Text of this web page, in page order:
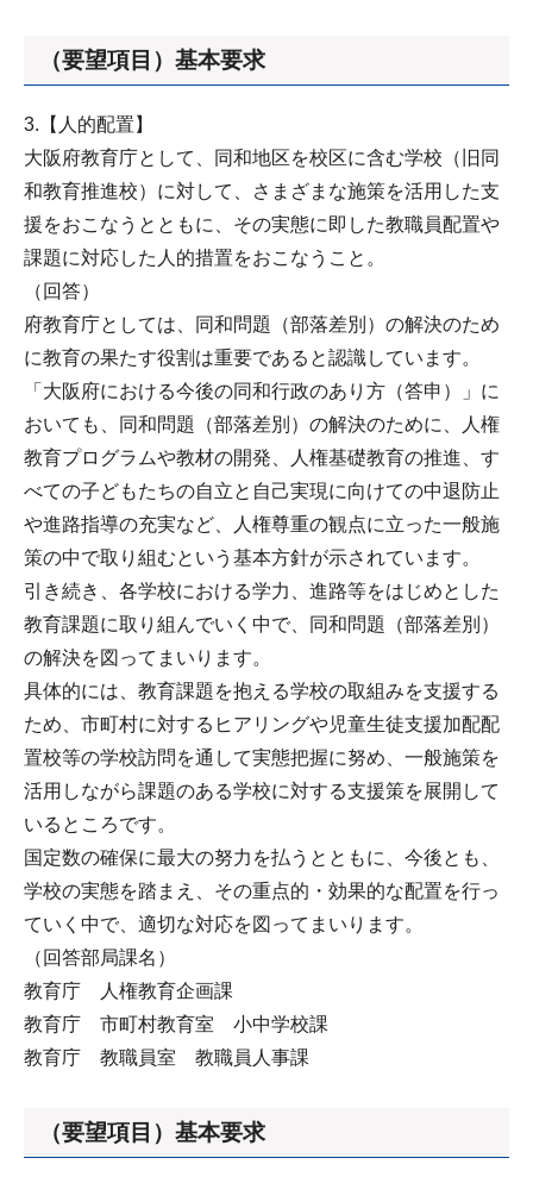
（要望項目）基本要求
3.【人的配置】
大阪府教育庁として、同和地区を校区に含む学校（旧同
和教育推進校）に対して、さまざまな施策を活用した支
援をおこなうとともに、その実態に即した教職員配置や
課題に対応した人的措置をおこなうこと。
（回答）
府教育庁としては、同和問題（部落差別）の解決のため
に教育の果たす役割は重要であると認識しています。
「大阪府における今後の同和行政のあり方（答申）」に
おいても、同和問題（部落差別）の解決のために、人権
教育プログラムや教材の開発、人権基礎教育の推進、す
べての子どもたちの自立と自己実現に向けての中退防止
や進路指導の充実など、人権尊重の観点に立った一般施
策の中で取り組むという基本方針が示されています。
引き続き、各学校における学力、進路等をはじめとした
教育課題に取り組んでいく中で、同和問題（部落差別）
の解決を図ってまいります。
具体的には、教育課題を抱える学校の取組みを支援する
ため、市町村に対するヒアリングや児童生徒支援加配配
置校等の学校訪問を通して実態把握に努め、一般施策を
活用しながら課題のある学校に対する支援策を展開して
いるところです。
国定数の確保に最大の努力を払うとともに、今後とも、
学校の実態を踏まえ、その重点的・効果的な配置を行っ
ていく中で、適切な対応を図ってまいります。
（回答部局課名）
教育庁 人権教育企画課
教育庁 市町村教育室 小中学校課
教育庁 教職員室 教職員人事課
（要望項目）基本要求